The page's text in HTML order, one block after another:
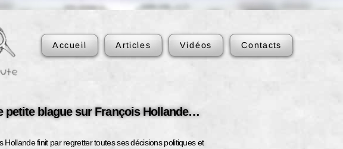
Accueil Articles Vidéos Contacts
petite blague sur François Hollande…
Hollande finit par regretter toutes ses décisions politiques et